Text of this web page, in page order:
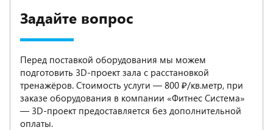
Задайте вопрос
Перед поставкой оборудования мы можем
подготовить 3D-проект зала с расстановкой
тренажёров. Стоимость услуги — 800 ₽/кв.метр, при
заказе оборудования в компании «Фитнес Система»
— 3D-проект предоставляется без дополнительной
оплаты.